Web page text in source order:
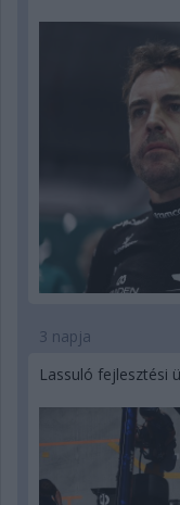
3 napja
Lassuló fejlesztési